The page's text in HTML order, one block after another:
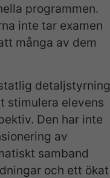
programmen.
inte tar examen
många av dem
detaljstyrning
stimulera elevens
Den har inte
av
samband
och ett ökat